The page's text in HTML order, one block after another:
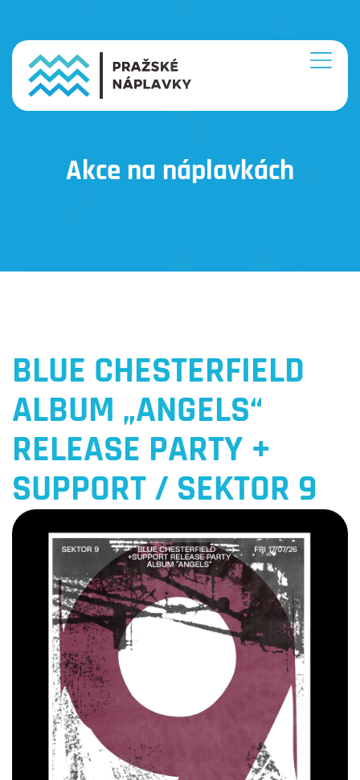
Akce na náplavkách
BLUE CHESTERFIELD
ALBUM „ANGELS“
RELEASE PARTY +
SUPPORT / SEKTOR 9